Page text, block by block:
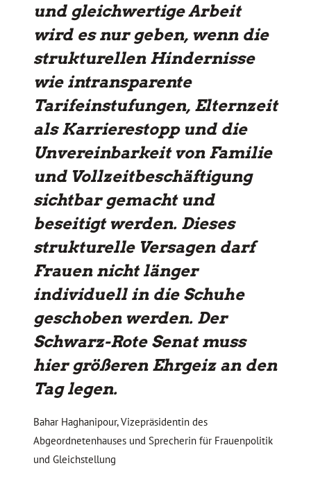
und gleichwertige Arbeit
wird es nur geben, wenn die
strukturellen Hindernisse
wie intransparente
Tarifeinstufungen, Elternzeit
als Karrierestopp und die
Unvereinbarkeit von Familie
und Vollzeitbeschäftigung
sichtbar gemacht und
beseitigt werden. Dieses
strukturelle Versagen darf
Frauen nicht länger
individuell in die Schuhe
geschoben werden. Der
Schwarz-Rote Senat muss
hier größeren Ehrgeiz an den
Tag legen.
Bahar Haghanipour, Vizepräsidentin des
Abgeordnetenhauses und Sprecherin für Frauenpolitik
und Gleichstellung